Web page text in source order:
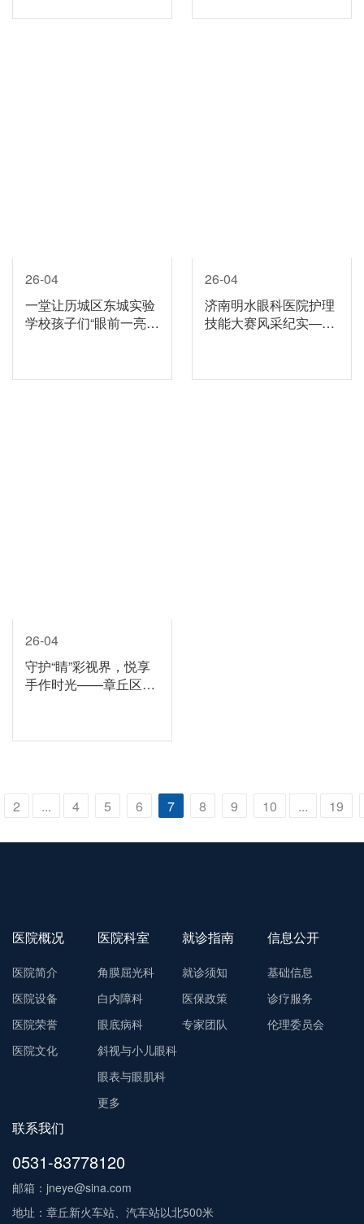
26-04
一堂让历城区东城实验
学校孩子们“眼前一亮”
26-04
济南明水眼科医院护理
技能大赛风采纪实——
26-04
守护“睛”彩视界，悦享
手作时光——章丘区妇
幕
2 ... 4 5 6 7 8 9 10 ... 19
医院概况
医院简介
医院设备
医院荣誉
医院文化
医院科室
角膜屈光科
白内障科
眼底病科
斜视与小儿眼科
眼表与眼肌科
更多
就诊指南
就诊须知
医保政策
专家团队
信息公开
基础信息
诊疗服务
伦理委员会
联系我们
0531-83778120
邮箱：jneye@sina.com
地址：章丘新火车站、汽车站以北500米